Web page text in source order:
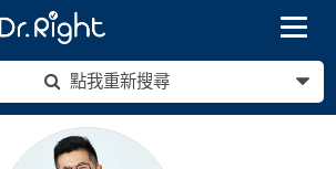
Toggle
點我重新搜尋